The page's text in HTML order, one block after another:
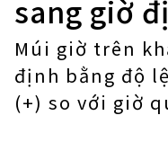
sang giờ
Múi giờ trên
định bằng độ
(+) so với giờ